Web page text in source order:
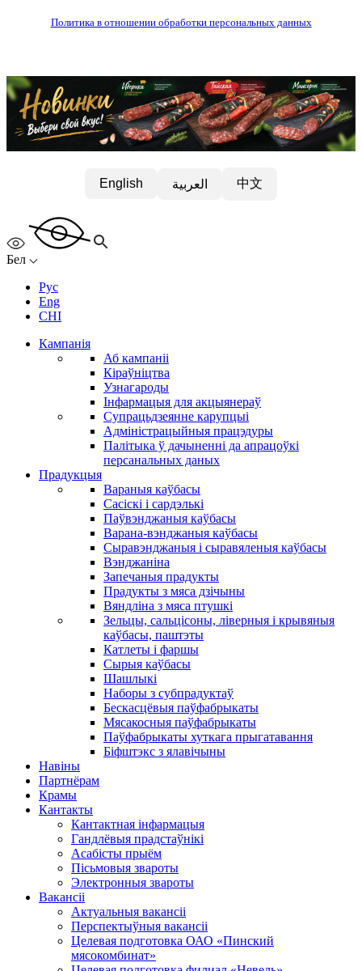
Политика в отношении обработки персональных данных
English العربية 中文
Бел
Рус
Eng
CHI
Кампанія
Аб кампаніі
Кіраўніцтва
Узнагароды
Інфармацыя для акцыянераў
Супрацьдзеянне карупцыі
Адміністрацыйныя працэдуры
Палітыка ў дачыненні да апрацоўкі
персанальных даных
Прадукцыя
Вараныя каўбасы
Сасіскі і сардэлькі
Паўвэнджаныя каўбасы
Варана-вэнджаныя каўбасы
Сыравэнджаныя і сыравяленыя каўбасы
Вэнджаніна
Запечаныя прадукты
Прадукты з мяса дзічыны
Вяндліна з мяса птушкі
Зельцы, сальцісоны, ліверныя і крывяныя
каўбасы, паштэты
Катлеты і фаршы
Сырыя каўбасы
Шашлыкі
Наборы з субпрадуктаў
Бескасцёвыя паўфабрыкаты
Мясакосныя паўфабрыкаты
Паўфабрыкаты хуткага прыгатавання
Біфштэкс з ялавічыны
Навіны
Партнёрам
Крамы
Кантакты
Кантактная інфармацыя
Гандлёвыя прадстаўнікі
Асабісты прыём
Пісьмовыя звароты
Электронныя звароты
Вакансіі
Актуальныя вакансіі
Перспектыўныя вакансіі
Целевая подготовка ОАО «Пинский
мясокомбинат»